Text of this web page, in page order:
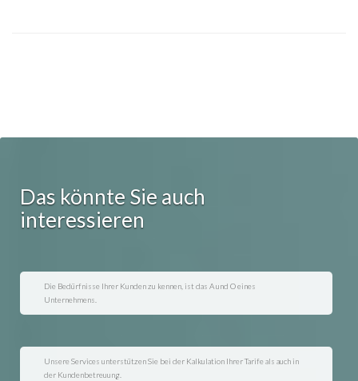
Das könnte Sie auch
interessieren
Die Bedürfnisse Ihrer Kunden zu kennen, ist das A und O eines
Unternehmens.
Unsere Services unterstützen Sie bei der Kalkulation Ihrer Tarife als auch in
der Kundenbetreuung.